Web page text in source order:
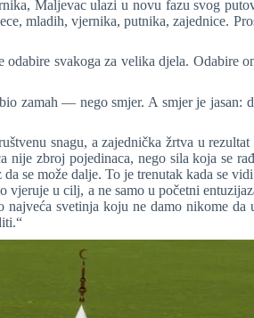
Maljevac ulazi u novu fazu svog
mladih, vjernika, putnika, zajednice.
svakoga za velika djela. Odabire
zamah — nego smjer. A smjer je jasan:
snagu, a zajednička žrtva u
zbroj pojedinaca, nego sila koja se
se može dalje. To je trenutak kada se
u cilj, a ne samo u početni
svetinja koju ne damo nikome